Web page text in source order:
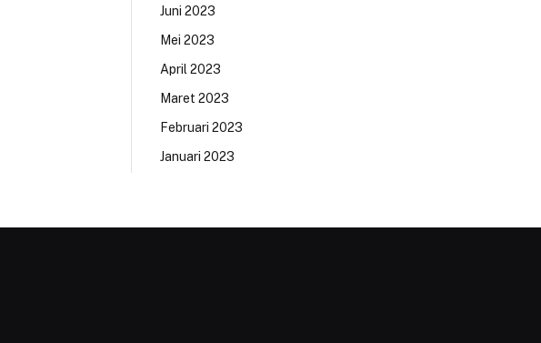
Juni 2023
Mei 2023
April 2023
Maret 2023
Februari 2023
Januari 2023